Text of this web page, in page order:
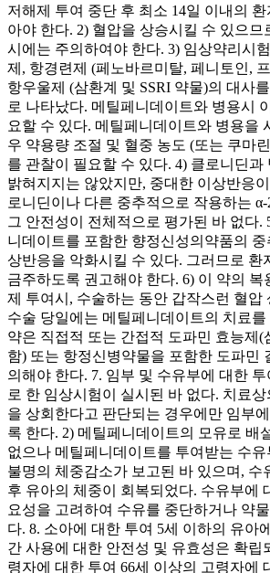
저해제 투여 중단 후 최소 14일 이내의
아야 한다. 2) 혈압을 상승시킬 수 있으므
시에는 주의하여야 한다. 3) 임상약리시
제, 항경련제 (페노바르미탈, 페니토인,
항우울제 (삼환계 및 SSRI 약물)의 대사
로 나타났다. 메틸페니데이트와 병용시
요할 수 있다. 메틸페니데이트와 병용을
우 약용량 조절 및 혈중 농도 (또는 쿠마
를 관찰이 필요할 수 있다. 4) 클로니딘과
밝혀지지는 않았지만, 중대한 이상반응
로니딘이나 다른 중추적으로 작용하는 α-
그 안전성이 전체적으로 평가된 바 없다.
니데이트를 포함한 향정신성의약품의 중
상반응을 악화시킬 수 있다. 그러므로 환
금주하도록 권고해야 한다. 6) 이 약의 복
제 투여시, 수술하는 동안 갑작스런 혈압
수술 당일에는 메틸페니데이트의 치료를
약은 직접적 또는 간접적 도파민 효능제(
함) 또는 항정신병약물을 포함한 도파민
의해야 한다. 7. 임부 및 수유부에 대한
로 한 임상시험이 실시된 바 없다. 치료
을 상회한다고 판단되는 경우에만 임부
록 한다. 2) 메틸페니데이트의 모유로 배
없으나 메틸페니데이트를 투여받는 수
불명의 체중감소가 보고된 바 있으며, 수
후 유아의 체중이 회복되었다. 수유부에
요성을 고려하여 수유를 중단하거나 약
다. 8. 소아에 대한 투여 5세 이하의 유아
간 사용에 대한 안전성 및 유효성은 확립
령자에 대한 투여 66세 이상의 고령자에